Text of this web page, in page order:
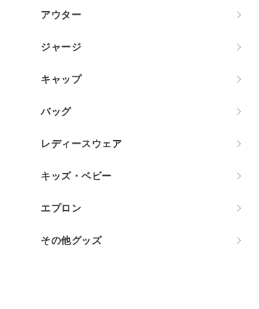
アウター
ジャージ
キャップ
バッグ
レディースウェア
キッズ・ベビー
エプロン
その他グッズ